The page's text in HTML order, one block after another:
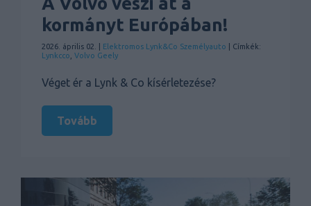
kormányt Európában!
2026. április 02. | Elektromos Lynk&Co Személyauto | Címkék:
Lynkcco Volvo Geely
Véget ér a Lynk & Co kísérletezése?
Tovább